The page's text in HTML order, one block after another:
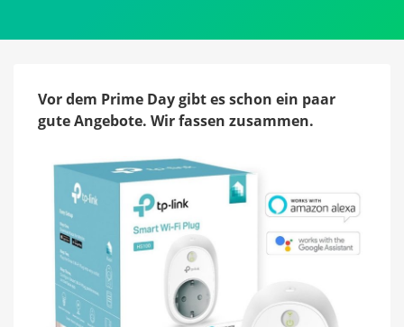
TP-
Dashcams
YI
Vor dem Prime Day gibt es schon ein paar
gute Angebote. Wir fassen zusammen.